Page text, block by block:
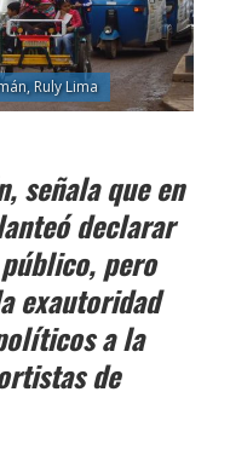
Ruly Lima
señala que en
declarar
pero
exautoridad
a la
de